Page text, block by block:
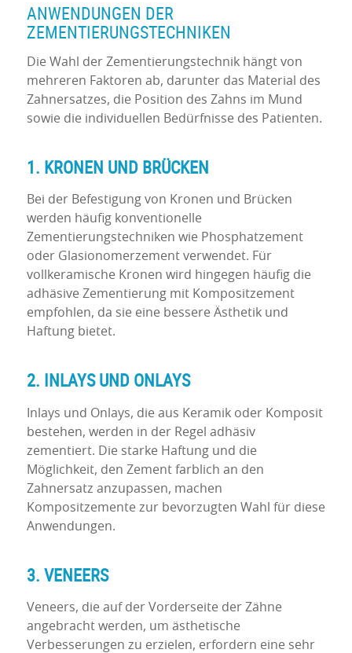
ANWENDUNGEN DER
ZEMENTIERUNGSTECHNIKEN
Die Wahl der Zementierungstechnik hängt von
mehreren Faktoren ab, darunter das Material des
Zahnersatzes, die Position des Zahns im Mund
sowie die individuellen Bedürfnisse des Patienten.
1. KRONEN UND BRÜCKEN
Bei der Befestigung von Kronen und Brücken
werden häufig konventionelle
Zementierungstechniken wie Phosphatzement
oder Glasionomerzement verwendet. Für
vollkeramische Kronen wird hingegen häufig die
adhäsive Zementierung mit Kompositzement
empfohlen, da sie eine bessere Ästhetik und
Haftung bietet.
2. INLAYS UND ONLAYS
Inlays und Onlays, die aus Keramik oder Komposit
bestehen, werden in der Regel adhäsiv
zementiert. Die starke Haftung und die
Möglichkeit, den Zement farblich an den
Zahnersatz anzupassen, machen
Kompositzemente zur bevorzugten Wahl für diese
Anwendungen.
3. VENEERS
Veneers, die auf der Vorderseite der Zähne
angebracht werden, um ästhetische
Verbesserungen zu erzielen, erfordern eine sehr